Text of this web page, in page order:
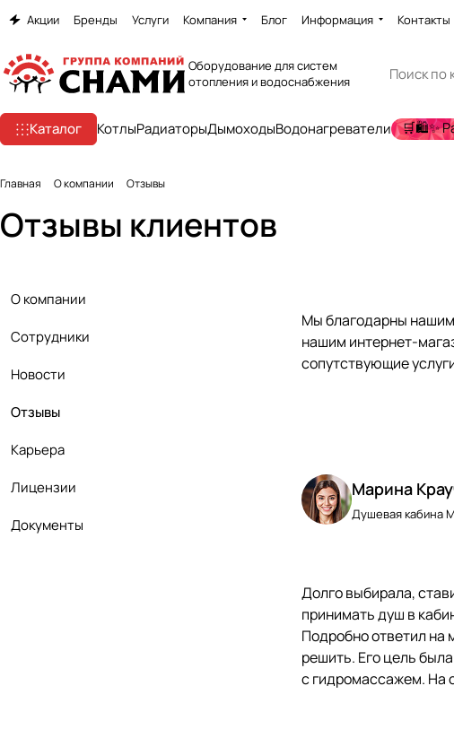
Акции Бренды Услуги Компания Блог Информация Контакты
Оборудование для систем
отопления и водоснабжения
Каталог КотлыРадиаторыДымоходыВодонагреватели 🛒🛍️✨
Главная О компании Отзывы
Отзывы клиентов
Мы благодарны нашим
нашим интернет-
сопутствующие
Марина
Душевая кабина
Долго выбирала,
принимать душ в
Подробно ответил на
решить. Его цель
с гидромассажем. На
О компании
Сотрудники
Новости
Отзывы
Карьера
Лицензии
Документы